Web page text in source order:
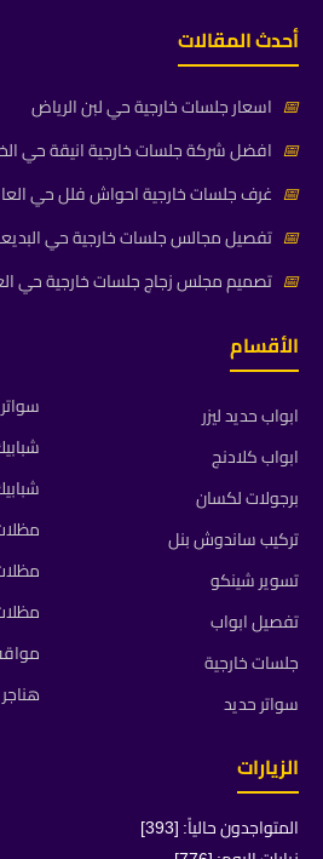
أحدث المقالات
📅 اسعار جلسات خارجية حي لبن الرياض
📅 افضل شركة جلسات خارجية انيقة حي
📅 غرف جلسات خارجية احواش فلل حي
📅 تفصيل مجالس جلسات خارجية حي
📅 تصميم مجلس زجاج جلسات خارجية حي
الأقسام
ابواب حديد ليزر
ابواب كلادنج
برجولات لكسان
تركيب ساندوش بنل
تسوير شينكو
تفصيل ابواب
جلسات خارجية
سواتر حديد
الزيارات
المتواجدون حالياً: [393]